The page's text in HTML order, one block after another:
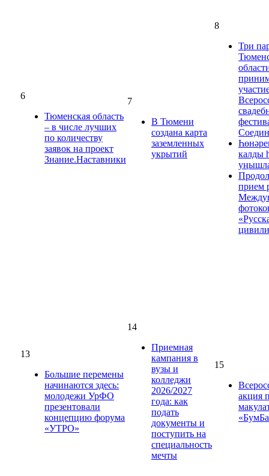
6
Тюменская область
– в числе лучших
по количеству
заявок на проект
Знание.Наставники
7
В Тюмени
создана карта
заземленных
укрытий
8
Три
калды
прием
13
Большие перемены
начинаются здесь:
молодежи УрФО
презентовали
концепцию форума
«УТРО»
14
Приемная
кампания в
вузы и
колледжи
2026/2027
года: как
подать
документы и
поступить на
специальность
мечты
15
акция